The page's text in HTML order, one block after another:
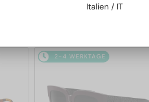
2-4 WERKTAGE
Italien / IT